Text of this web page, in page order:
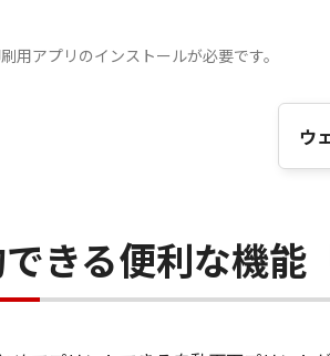
用アプリのインストールが必要です。
ウ
きる便利な機能